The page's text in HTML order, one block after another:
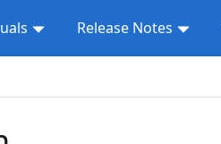
Release Notes